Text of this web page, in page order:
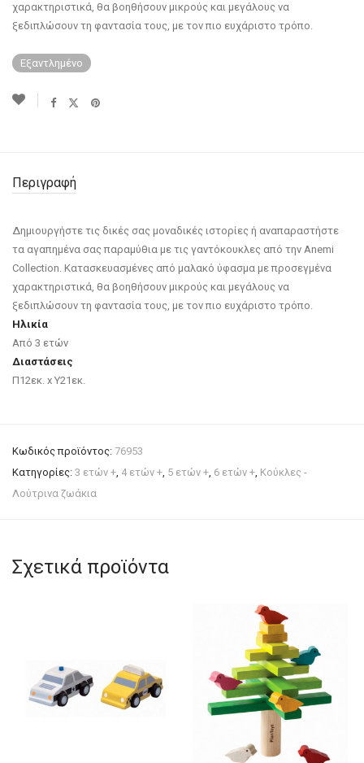
χαρακτηριστικά, θα βοηθήσουν μικρούς και μεγάλους να
ξεδιπλώσουν τη φαντασία τους, με τον πιο ευχάριστο τρόπο.
Εξαντλημένο
Περιγραφή
Δημιουργήστε τις δικές σας μοναδικές ιστορίες ή αναπαραστήστε
τα αγαπημένα σας παραμύθια με τις γαντόκουκλες από την Anemi
Collection. Κατασκευασμένες από μαλακό ύφασμα με προσεγμένα
χαρακτηριστικά, θα βοηθήσουν μικρούς και μεγάλους να
ξεδιπλώσουν τη φαντασία τους, με τον πιο ευχάριστο τρόπο.
Ηλικία
Από 3 ετών
Διαστάσεις
Π12εκ. x Y21εκ.
Κωδικός προϊόντος: 76953
Κατηγορίες: 3 ετών +, 4 ετών +, 5 ετών +, 6 ετών +, Κούκλες -
Λούτρινα ζωάκια
Σχετικά προϊόντα